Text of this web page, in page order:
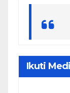
Ikuti